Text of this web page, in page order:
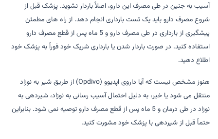
آسیب به جنین در طی مصرف این دارو، اصلاً باردار نشوید. پزشک قبل از
شروع مصرف دارو باید یک تست بارداری انجام دهد. از راه های مطمئن
پیشگیری از بارداری در طی مصرف دارو و 5 ماه پس از قطع مصرف دارو
استفاده کنید. در صورت باردار شدن یا بارداری شریک خود فوراً به پزشک خود
اطلاع دهید.
هنوز مشخص نیست که آیا داروی اپدیوو (Opdivo) از طریق شیر به نوزاد
منتقل می شود یا خیر، به دلیل احتمال آسیب رسانی به نوزاد، شیردهی به
نوزاد در طی درمان و 5 ماه پس از قطع مصرف دارو توصیه نمی شود. بنابراین
حتماً قبل از شیردهی با پزشک خود مشورت کنید.